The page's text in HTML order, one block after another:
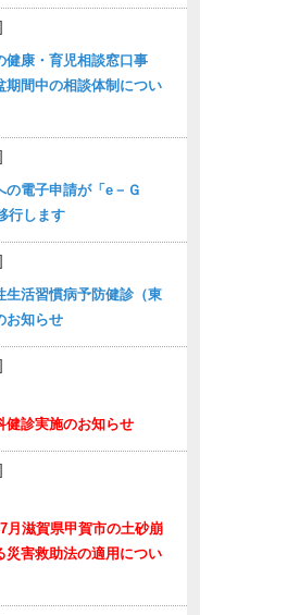
健康・育児相談窓口事
期間中の相談体制につい
の電子申請が「e－Ｇ
行します
生活習慣病予防健診（東
お知らせ
健診実施のお知らせ
月滋賀県甲賀市の土砂崩
災害救助法の適用につい